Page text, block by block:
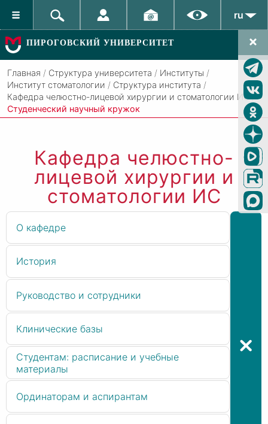
ru
ПИРОГОВСКИЙ УНИВЕРСИТЕТ
Главная / Структура университета / Институты /
Институт стоматологии / Структура института /
Кафедра челюстно-лицевой хирургии и стоматологии ИС /
Студенческий научный кружок
Кафедра челюстно-
лицевой хирургии и
стоматологии ИС
О кафедре
История
Руководство и сотрудники
Клинические базы
Студентам: расписание и учебные
материалы
Ординаторам и аспирантам